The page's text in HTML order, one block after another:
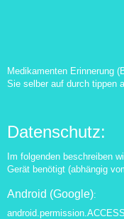
Medikamenten Erinnerung
Sie selber auf durch tippen
Datenschutz:
Im folgenden beschreiben
Gerät benötigt (abhängig
Android (Google):